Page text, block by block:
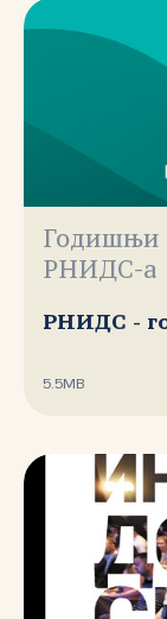
Годишњи
РНИДС-а
РНИДС -
5.5MB